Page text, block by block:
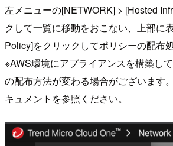
左メニューの[NETWORK] > [Hosted
クして一覧に移動をおこない、上部に
Policy]をクリックしてポリシーの配布
※AWS環境にアプライアンスを構築し
の配布方法が変わる場合がございます
キュメントを参照ください。